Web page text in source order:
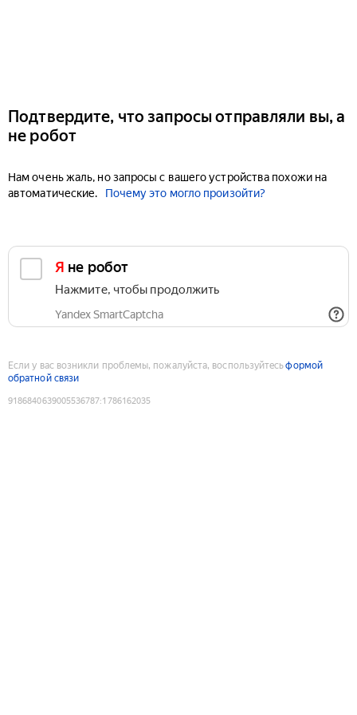
Подтвердите, что запросы отправляли вы, а
не робот
Нам очень жаль, но запросы с вашего устройства похожи на
автоматические.
Почему это могло произойти?
Я не робот
Нажмите, чтобы продолжить
Yandex SmartCaptcha
Если у вас возникли проблемы, пожалуйста, воспользуйтесьформой
обратной связи
9186840639005536787:1786162035